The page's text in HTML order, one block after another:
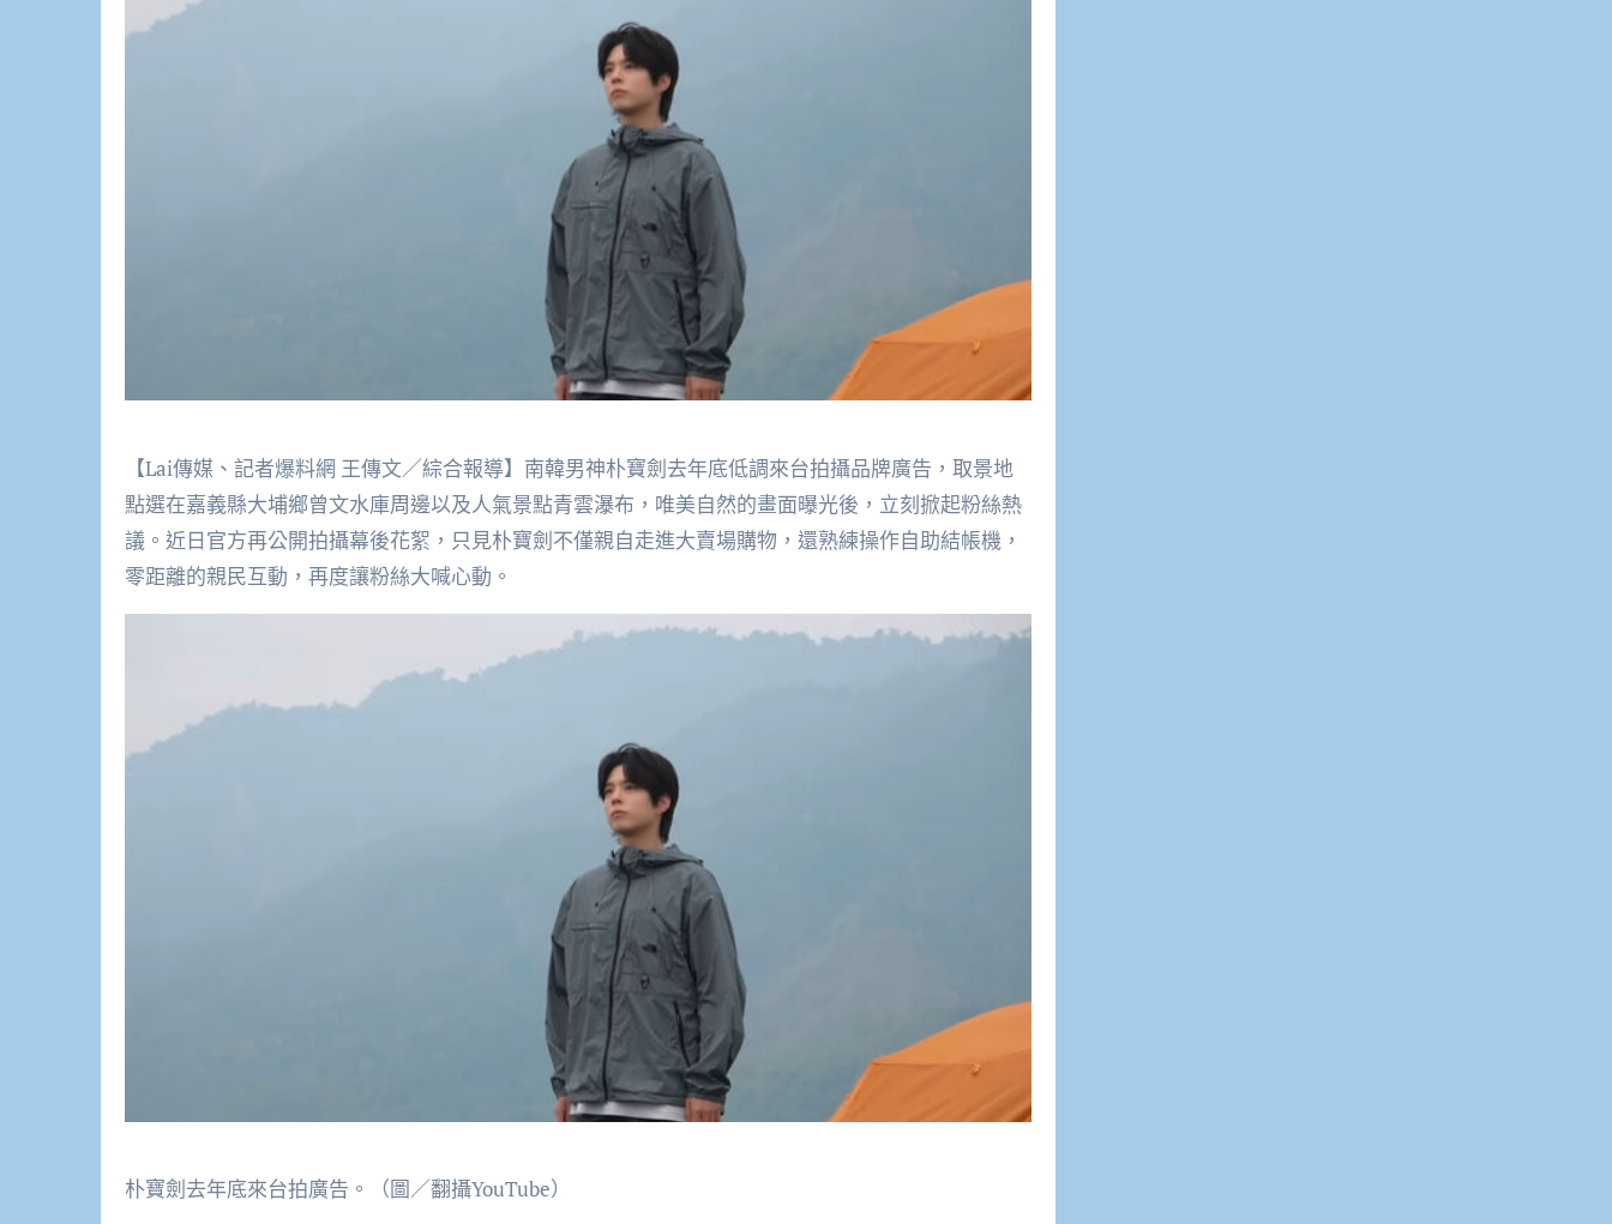
【Lai傳媒、記者爆料網 王傳文／綜合報導】南韓男神朴寶劍去年底低調來台拍攝品牌廣告，取景地
點選在嘉義縣大埔鄉曾文水庫周邊以及人氣景點青雲瀑布，唯美自然的畫面曝光後，立刻掀起粉絲熱
議。近日官方再公開拍攝幕後花絮，只見朴寶劍不僅親自走進大賣場購物，還熟練操作自助結帳機，
零距離的親民互動，再度讓粉絲大喊心動。
朴寶劍去年底來台拍廣告。（圖／翻攝YouTube）